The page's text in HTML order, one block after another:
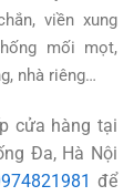
viền xung
mối mọt,
nhà riêng…
cửa hàng tại
Đa, Hà Nội
để